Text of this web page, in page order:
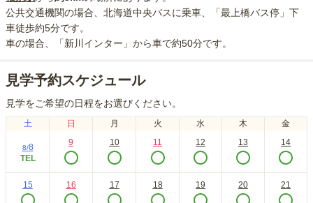
公共交通機関の場合 、北海道中央バスに乗車、「最上橋バス停」下
車徒歩約5分です。
車の場合 、「新川インター」から車で約50分です。
見学予約スケジュール
見学をご希望の日程をお選びください。
土 日 月 火 水 木 金
8/8
TEL
9 10 11 12 13 14
15 16 17 18 19 20 21